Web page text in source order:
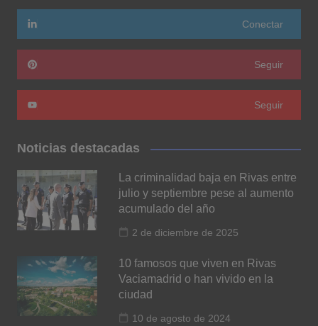
Conectar
Seguir
Seguir
Noticias destacadas
La criminalidad baja en Rivas entre
julio y septiembre pese al aumento
acumulado del año
2 de diciembre de 2025
10 famosos que viven en Rivas
Vaciamadrid o han vivido en la
ciudad
10 de agosto de 2024